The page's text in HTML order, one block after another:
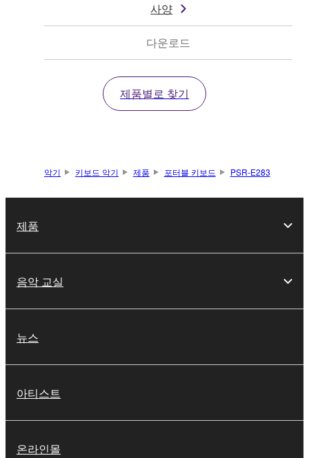
사양
다운로드
제품별로 찾기
악기 키보드 악기 제품 포터블 키보드 PSR-E283
제품
음악 교실
뉴스
아티스트
온라인몰